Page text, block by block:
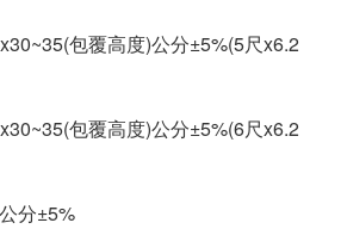
包覆高度)公分±5%(5尺x6.2
包覆高度)公分±5%(6尺x6.2
分±5%